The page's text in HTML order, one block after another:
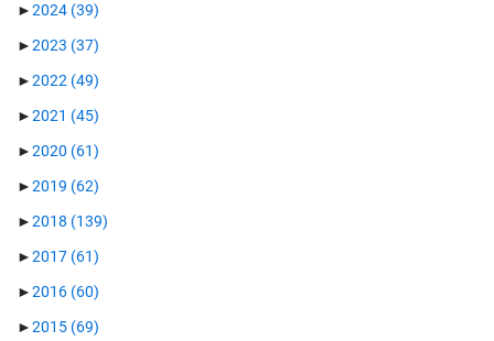
►2024 (39)
►2023 (37)
►2022 (49)
►2021 (45)
►2020 (61)
►2019 (62)
►2018 (139)
►2017 (61)
►2016 (60)
►2015 (69)